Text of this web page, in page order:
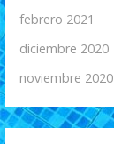
febrero 2021
diciembre 2020
noviembre 2020